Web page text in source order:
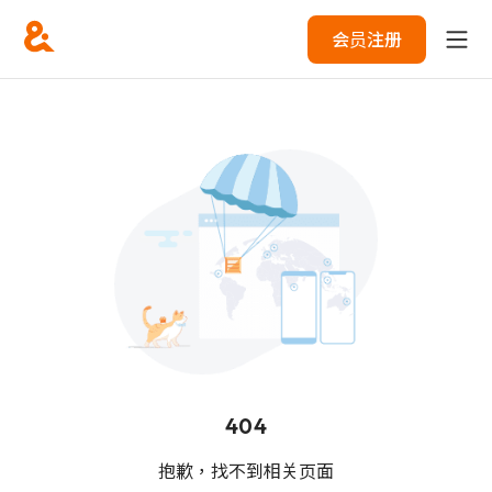
会员注册
404
抱歉，找不到相关页面